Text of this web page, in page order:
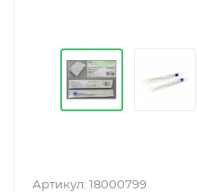
Артикул: 18000799